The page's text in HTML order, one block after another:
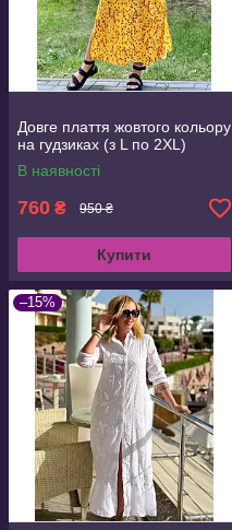
Довге плаття жовтого кольору
на гудзиках (з L по 2XL)
В наявності
760 ₴ 950 ₴
Купити
–15%